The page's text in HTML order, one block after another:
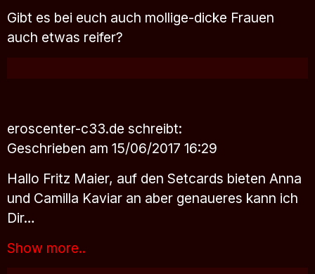
Gibt es bei euch auch mollige-dicke Frauen
auch etwas reifer?
eroscenter-c33.de schreibt:
Geschrieben am 15/06/2017 16:29
Hallo Fritz Maier, auf den Setcards bieten Anna
und Camilla Kaviar an aber genaueres kann ich
Dir…
Show more..